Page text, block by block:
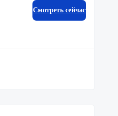
Смотреть сейчас